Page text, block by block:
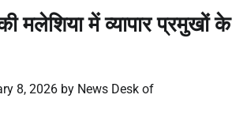
मलेशिया में व्यापार प्रमुखों के
8, 2026 by News Desk of